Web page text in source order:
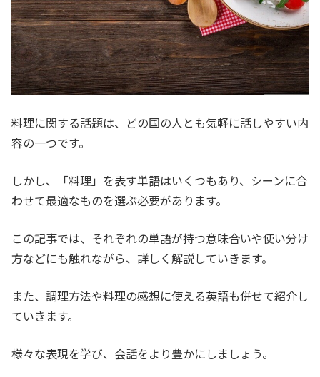
料理に関する話題は、どの国の人とも気軽に話しやすい内
容の一つです。
しかし、「料理」を表す単語はいくつもあり、シーンに合
わせて最適なものを選ぶ必要があります。
この記事では、それぞれの単語が持つ意味合いや使い分け
方などにも触れながら、詳しく解説していきます。
また、調理方法や料理の感想に使える英語も併せて紹介し
ていきます。
様々な表現を学び、会話をより豊かにしましょう。